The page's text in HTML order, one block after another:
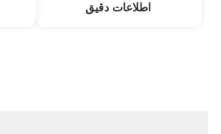
اطلاعات دقیق